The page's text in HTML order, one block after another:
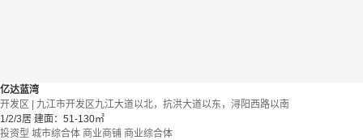
亿达蓝湾
开发区 | 九江市开发区九江大道以北，抗洪大道以东，浔阳西路以南
1/2/3居 建面：51-130㎡
投资型 城市综合体 商业商铺 商业综合体